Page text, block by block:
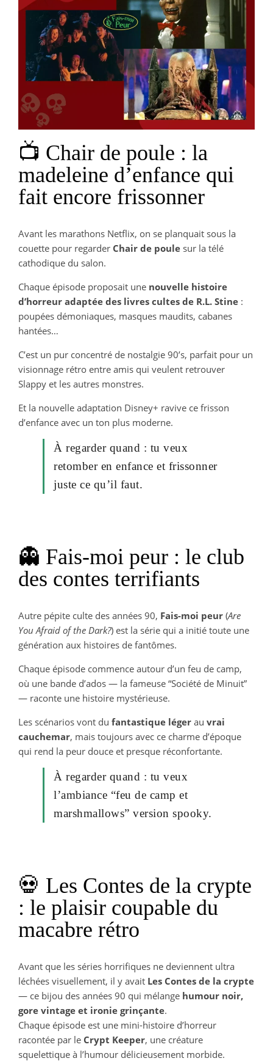
📺 Chair de poule : la
madeleine d’enfance qui
fait encore frissonner
Avant les marathons Netflix, on se planquait sous la
couette pour regarder Chair de poule sur la télé
cathodique du salon.
Chaque épisode proposait une nouvelle histoire
d’horreur adaptée des livres cultes de R.L. Stine :
poupées démoniaques, masques maudits, cabanes
hantées…
C’est un pur concentré de nostalgie 90’s, parfait pour un
visionnage rétro entre amis qui veulent retrouver
Slappy et les autres monstres.
Et la nouvelle adaptation Disney+ ravive ce frisson
d’enfance avec un ton plus moderne.
À regarder quand : tu veux
retomber en enfance et frissonner
juste ce qu’il faut.
👻 Fais-moi peur : le club
des contes terrifiants
Autre pépite culte des années 90, Fais-moi peur (Are
You Afraid of the Dark?) est la série qui a initié toute une
génération aux histoires de fantômes.
Chaque épisode commence autour d’un feu de camp,
où une bande d’ados — la fameuse “Société de Minuit”
— raconte une histoire mystérieuse.
Les scénarios vont du fantastique léger au vrai
cauchemar, mais toujours avec ce charme d’époque
qui rend la peur douce et presque réconfortante.
À regarder quand : tu veux
l’ambiance “feu de camp et
marshmallows” version spooky.
💀 Les Contes de la crypte
: le plaisir coupable du
macabre rétro
Avant que les séries horrifiques ne deviennent ultra
léchées visuellement, il y avait Les Contes de la crypte
— ce bijou des années 90 qui mélange humour noir,
gore vintage et ironie grinçante.
Chaque épisode est une mini-histoire d’horreur
racontée par le Crypt Keeper, une créature
squelettique à l’humour délicieusement morbide.